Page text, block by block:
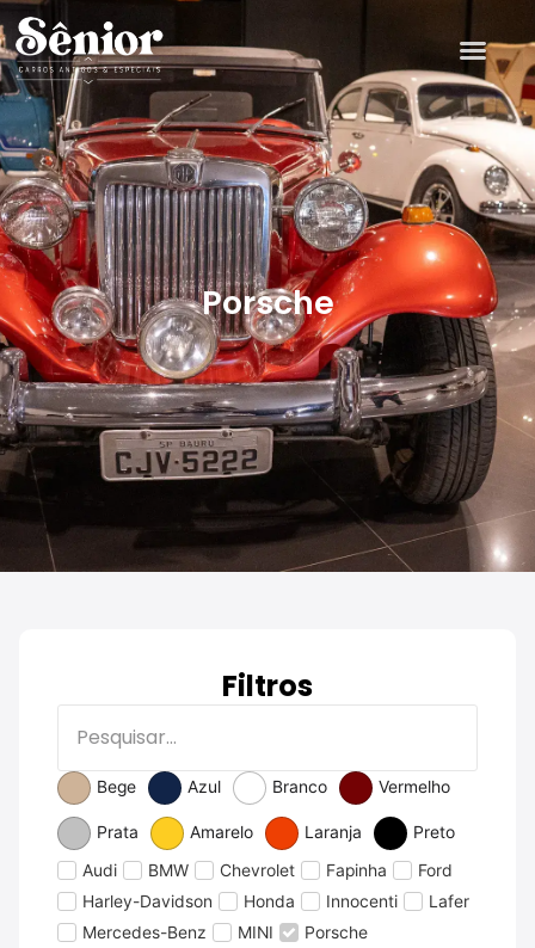
Porsche
Filtros
Bege Azul Branco Vermelho
Prata Amarelo Laranja
Preto
Audi
BMW Chevrolet Fapinha
Ford
Harley-Davidson
Honda Innocenti
Lafer
Mercedes-Benz
MINI
Porsche